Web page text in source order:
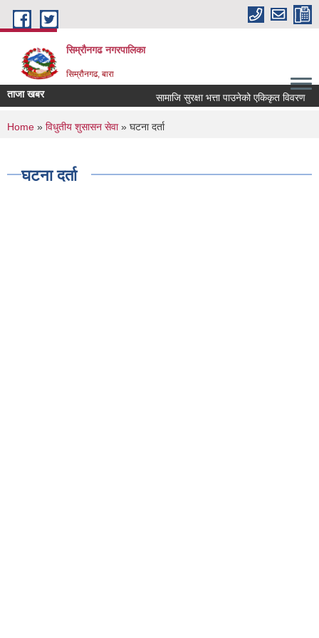
Skip to main content
सिम्रौनगढ नगरपालिका
सिम्रौनगढ, बारा
ताजा खबर सामाजि सुरक्षा भत्ता पाउनेको एकिकृत विवरण
You are here
Home » विधुतीय शुसासन सेवा» घटना दर्ता
घटना दर्ता